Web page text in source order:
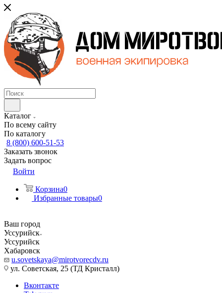
Каталог
По всему сайту
По каталогу
8 (800) 600-51-53
Заказать звонок
Задать вопрос
Войти
Корзина0
Избранные товары0
Ваш город
Уссурийск
Уссурийск
Хабаровск
u.sovetskaya@mirotvorecdv.ru
ул. Советская, 25 (ТД Кристалл)
Вконтакте